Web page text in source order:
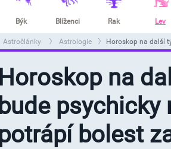
Býk Blíženci Rak Lev
Astročlánky Astrologie
>
Horoskop na další
Horoskop na
bude psychicky
bolest